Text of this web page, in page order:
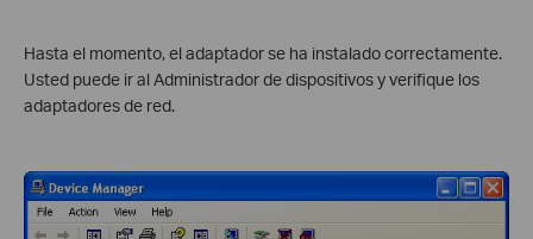
Hasta el momento, el adaptador se ha instalado correctamente.
Usted puede ir al Administrador de dispositivos y verifique los
adaptadores de red.